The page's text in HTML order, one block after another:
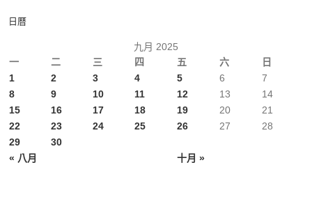
日曆
九月 2025
一
二 三 四 五 六 日
« 八月 十月 »
1 2 3 4 5 6
7
8
9 10 11 12 13
14
15
16 17 18 19 20
21
22
23 24 25 26 27
28
29
30